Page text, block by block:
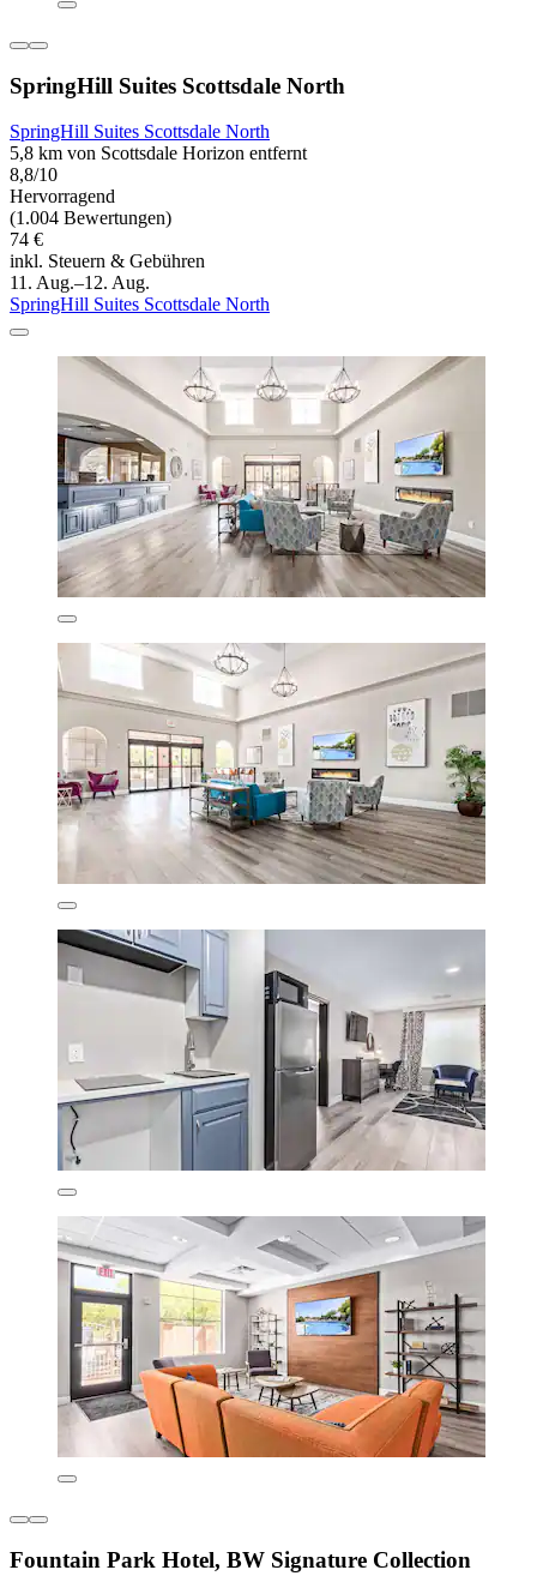
SpringHill Suites Scottsdale North
SpringHill Suites Scottsdale North
5,8 km von Scottsdale Horizon entfernt
8,8/10
Hervorragend
(1.004 Bewertungen)
74 €
inkl. Steuern & Gebühren
11. Aug.–12. Aug.
SpringHill Suites Scottsdale North
Fountain Park Hotel, BW Signature Collection